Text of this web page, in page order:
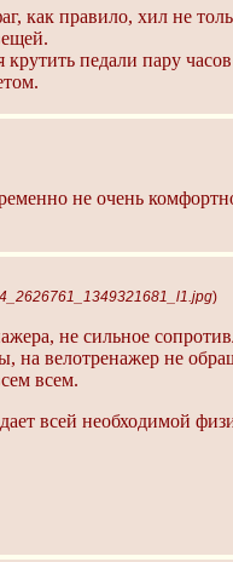
как правило, хил не
педали пару
не очень
)
не сильное
на велотренажер не
всем.
всей необходимой